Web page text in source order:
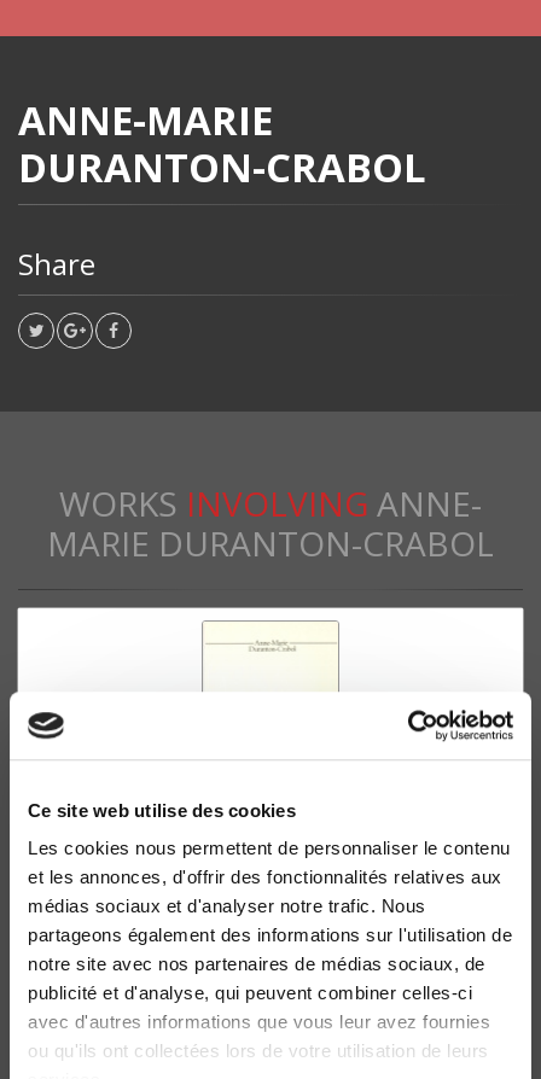
Ce site web utilise des cookies
Les cookies nous permettent de personnaliser le contenu
et les annonces, d'offrir des fonctionnalités relatives aux
médias sociaux et d'analyser notre trafic. Nous
partageons également des informations sur l'utilisation de
notre site avec nos partenaires de médias sociaux, de
publicité et d'analyse, qui peuvent combiner celles-ci
avec d'autres informations que vous leur avez fournies
ou qu'ils ont collectées lors de votre utilisation de leurs
ANNE-MARIE
DURANTON-CRABOL
Share
WORKS INVOLVING ANNE-
MARIE DURANTON-CRABOL
Visages de la Nouvelle droite
Le GRECE et son histoire
Anne-Marie Duranton-Crabol
René Rémond